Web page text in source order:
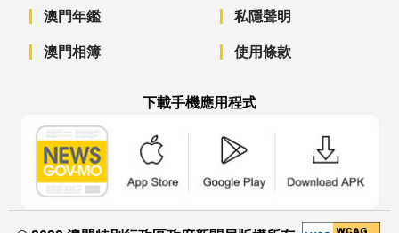
澳門年鑑
澳門相簿
私隱聲明
使用條款
下載手機應用程式